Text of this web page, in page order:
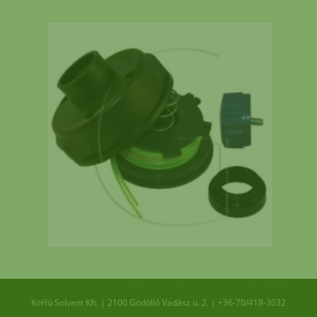
KöHü Solvent Kft. | 2100 GödöllőVadász u. 2. | +36-70/418-3032
eredeti fűnyírókésekre!
eredeti
ALKO WOLF MTD kések,
kerekek 6 hónap garancia
MTD ékszíj rendelés esetén 2026 július
hónapban 2.000.- engedményt adunk!
Helyszini átvételre nincs
lehetőség!